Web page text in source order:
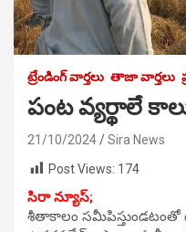
ట్రేండింగ్ వార్తలు తాజా వార్తలు
పంట వ్యర్థాలే
21/10/2024
Sira News
Post Views: 174
సిరా న్యూస్;
శీతాకాలం సమీపిస్తుండటంతో